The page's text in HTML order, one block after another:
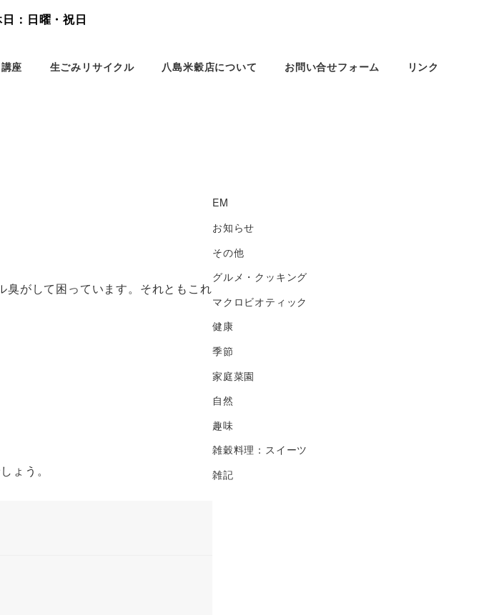
：日曜・祝日
座 生ごみリサイクル 八島米穀店について お問い合せフォーム リンク
がして困っています。それともこれ
ょう。
EM
お知らせ
その他
グルメ・クッキング
マクロビオティック
健康
季節
家庭菜園
自然
趣味
雑穀料理：スイーツ
雑記